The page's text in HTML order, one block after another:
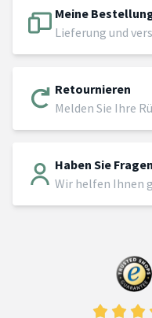
Meine
Lieferung und
Retournieren
Melden Sie Ihre
Haben Sie
Wir helfen Ihnen